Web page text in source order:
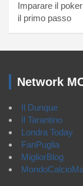
Imparare il
il primo passo
Network
Il Dunque
Il Tarantino
Londra Today
FanPuglia
MigliorBlog